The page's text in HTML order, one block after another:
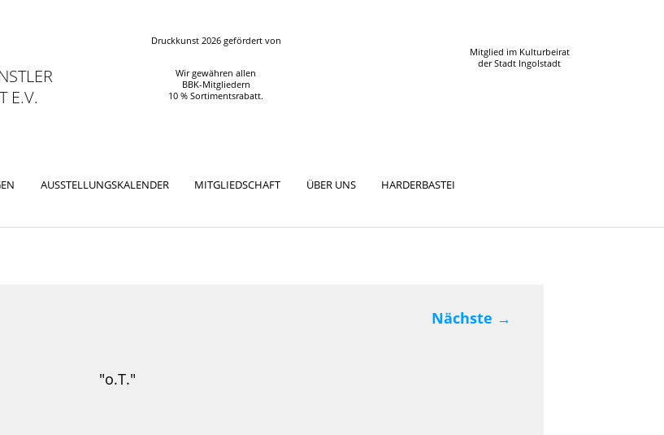
E.V.
Druckkunst 2026 gefördert von
Wir gewähren allen
BBK-Mitgliedern
10 % Sortimentsrabatt.
Mitglied im Kulturbeirat
der Stadt Ingolstadt
AUSSTELLUNGSKALENDER MITGLIEDSCHAFT ÜBER UNS HARDERBASTEI
Nächste →
"o.T."